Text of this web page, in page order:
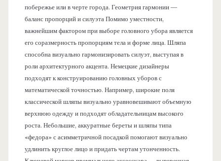
побережье или в черте города. Геометрия гармонии —
баланс пропорций и силуэта Помимо уместности,
важнейшим фактором при выборе головного убора является
его соразмерность пропорциям тела и форме лица. Шляпа
способна визуально гармонизировать силуэт, выступая в
роли архитектурного акцента. Немецкие дизайнеры
подходят к конструированию головных уборов с
математической точностью. Например, широкие поля
классической шляпы визуально уравновешивают объемную
верхнюю одежду и подходят обладательницам высокого
роста. Небольшие, аккуратные береты и шляпы типа
«федора» с асимметричной посадкой помогают визуально
удлинить круглое лицо и придать чертам утонченность.